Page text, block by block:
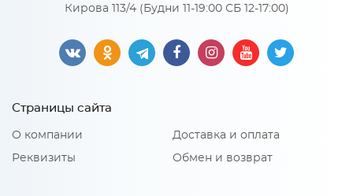
Особенности
Количество упаковок: 4
Материал 2: ЛДСП
Кирова 113/4 (Будни 11-19:00 СБ 12-17:00)
Страницы сайта
О компании
Реквизиты
Доставка и оплата
Обмен и возврат